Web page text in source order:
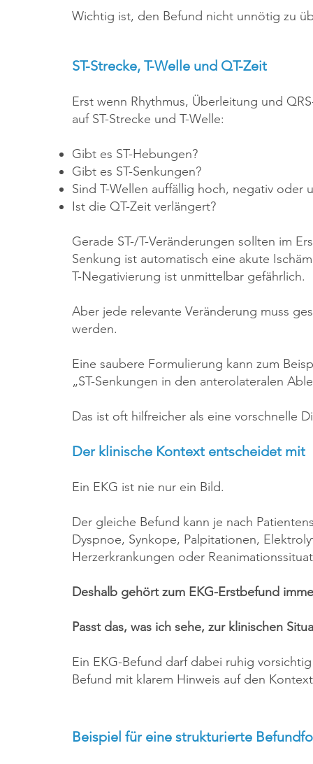
Wichtig ist, den Befund nicht unnötig zu
ST-Strecke, T-Welle und QT-Zeit
Erst wenn Rhythmus, Überleitung und
auf ST-Strecke und T-Welle:
Gibt es ST-Hebungen?
Gibt es ST-Senkungen?
Sind T-Wellen auffällig hoch, negativ oder
Ist die QT-Zeit verlängert?
Gerade ST-/T-Veränderungen sollten im
Senkung ist automatisch eine akute
T-Negativierung ist unmittelbar gefährlich.
Aber jede relevante Veränderung muss
werden.
Eine saubere Formulierung kann zum
„ST-Senkungen in den anterolateralen
Das ist oft hilfreicher als eine vorschnelle
Der klinische Kontext entscheidet mit
Ein EKG ist nie nur ein Bild.
Der gleiche Befund kann je nach
Dyspnoe, Synkope, Palpitationen,
Herzerkrankungen oder
Deshalb gehört zum EKG-Erstbefund
Passt das, was ich sehe, zur klinischen
Ein EKG-Befund darf dabei ruhig
Befund mit klarem Hinweis auf den
Beispiel für eine strukturierte